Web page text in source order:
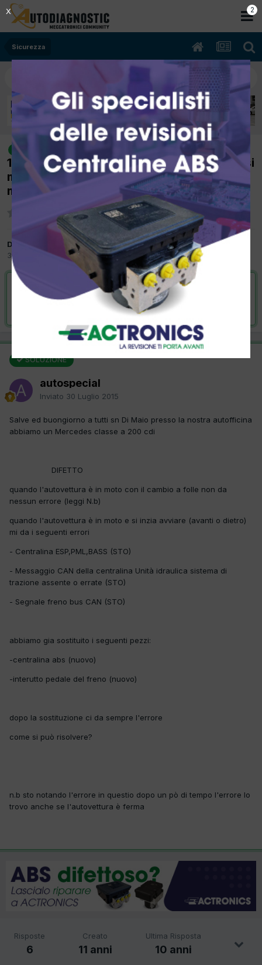
Sicurezza
risolto
[mercedes a a 200 cdi 06/2006
1991cc 640941 103Kw Diesel] l'autovettura si
muove da errori la centralina qnd non si
muove non da errori
Da autospecial
30 Luglio 2015inSicurezza
VAI ALLA SOLUZIONE
Risolta da autospecial,30 Luglio 2015
SOLUZIONE
autospecial
Inviato 30 Luglio 2015
Salve ed buongiorno a tutti sn Di Maio presso la nostra autofficina
abbiamo un Mercedes classe a 200 cdi
DIFETTO
quando l'autovettura è in moto con il cambio a folle non da
nessun errore (leggi N.b)
quando l'autovettura è in moto e si inzia avviare (avanti o dietro)
mi da i seguenti errori
- Centralina ESP,PML,BASS (STO)
- Messaggio CAN della centralina Unità idraulica sistema di
trazione assente o errate (STO)
- Segnale freno bus CAN (STO)
abbiamo gia sostituito i seguenti pezzi:
-centralina abs (nuovo)
-interutto pedale del freno (nuovo)
dopo la sostituzione ci da sempre l'errore
come si può risolvere?
n.b sto notando l'errore in questio dopo un pò di tempo l'errore lo
trovo anche se l'autovettura è ferma
Risposte
6
Creato
11 anni
Ultima Risposta
10 anni
2
X